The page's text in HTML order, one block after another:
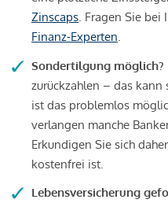
Zinscaps. Fragen Sie bei
Finanz-Experten.
Sondertilgung möglich?
zurückzahlen – das kann
ist das problemlos
verlangen manche
Erkundigen Sie sich
kostenfrei ist.
Lebensversicherung